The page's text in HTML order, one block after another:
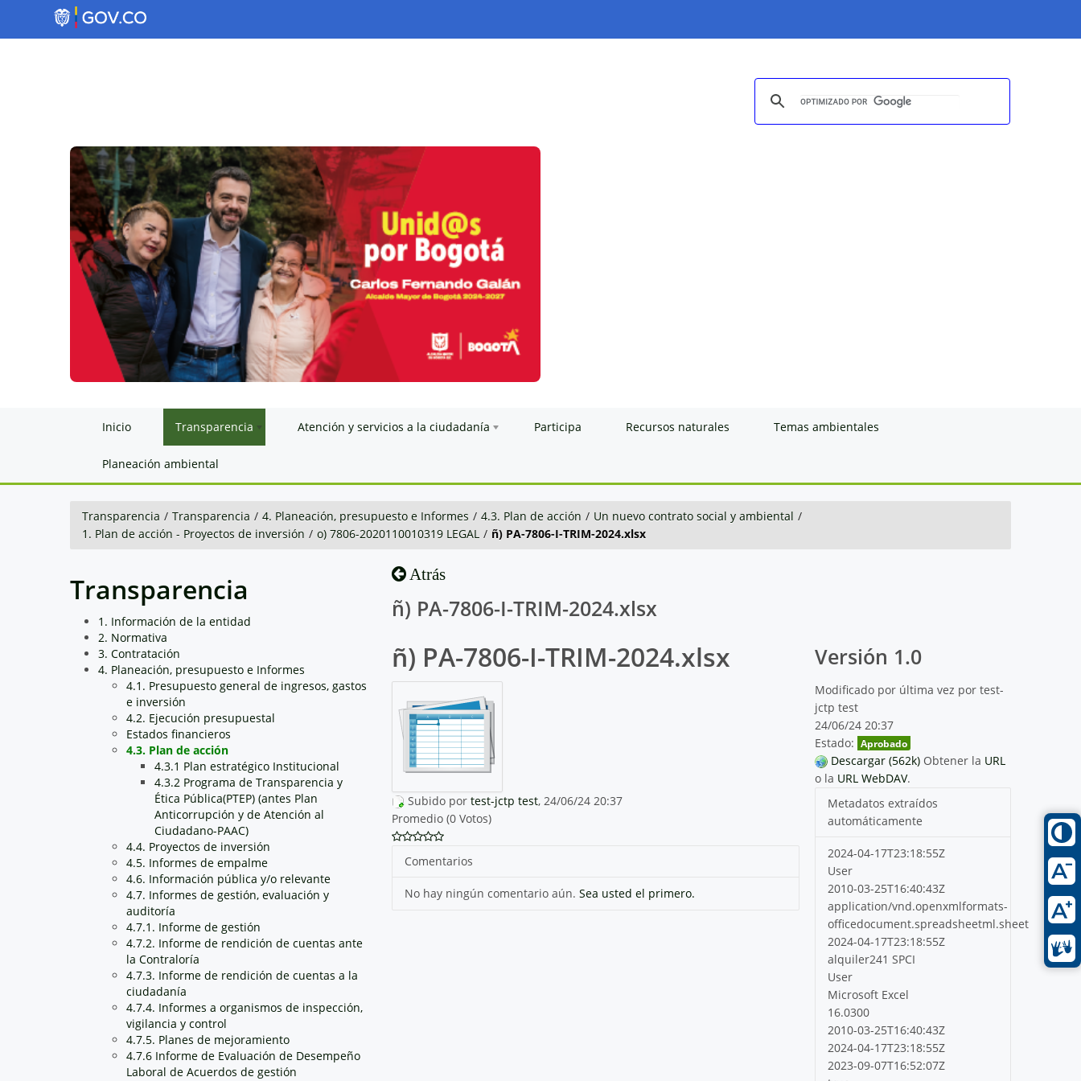
Inicio Transparencia Atención y servicios a la ciudadanía Participa Recursos naturales Temas ambientales
Planeación ambiental
Transparencia / Transparencia / 4. Planeación, presupuesto e Informes / 4.3. Plan de acción / Un nuevo contrato social y ambiental /
1. Plan de acción - Proyectos de inversión / o) 7806-2020110010319 LEGAL / ñ) PA-7806-I-TRIM-2024.xlsx
Transparencia
1. Información de la entidad
2. Normativa
3. Contratación
4. Planeación, presupuesto e Informes
4.1. Presupuesto general de ingresos, gastos
e inversión
4.2. Ejecución presupuestal
Estados financieros
4.3. Plan de acción
4.3.1 Plan estratégico Institucional
4.3.2 Programa de Transparencia y
Ética Pública(PTEP) (antes Plan
Anticorrupción y de Atención al
Ciudadano-PAAC)
4.4. Proyectos de inversión
4.5. Informes de empalme
4.6. Información pública y/o relevante
4.7. Informes de gestión, evaluación y
auditoría
4.7.1. Informe de gestión
4.7.2. Informe de rendición de cuentas ante
la Contraloría
4.7.3. Informe de rendición de cuentas a la
ciudadanía
4.7.4. Informes a organismos de inspección,
vigilancia y control
4.7.5. Planes de mejoramiento
4.7.6 Informe de Evaluación de Desempeño
Laboral de Acuerdos de gestión
Atrás
ñ) PA-7806-I-TRIM-2024.xlsx
ñ) PA-7806-I-TRIM-2024.xlsx
Subido por test-jctp test, 24/06/24 20:37
Promedio (0 Votos)
Comentarios
No hay ningún comentario aún. Sea usted el primero.
Versión 1.0
Modificado por última vez por test-
jctp test
24/06/24 20:37
Estado: Aprobado
Descargar (562k) Obtener la URL
o la URL WebDAV.
Metadatos extraídos
automáticamente
2024-04-17T23:18:55Z
User
2010-03-25T16:40:43Z
application/vnd.openxmlformats-
officedocument.spreadsheetml.sheet
2024-04-17T23:18:55Z
alquiler241 SPCI
User
Microsoft Excel
16.0300
2010-03-25T16:40:43Z
2024-04-17T23:18:55Z
2023-09-07T16:52:07Z